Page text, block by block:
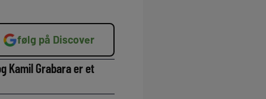
følg på Discover
Kamil Grabara er et